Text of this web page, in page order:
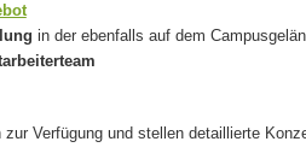
in der ebenfalls auf dem
Verfügung und stellen detaillierte